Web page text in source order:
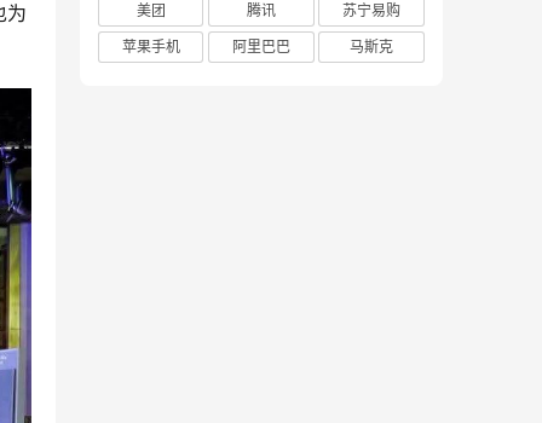
为
美团
腾讯
苏宁易购
苹果手机
阿里巴巴 马斯克